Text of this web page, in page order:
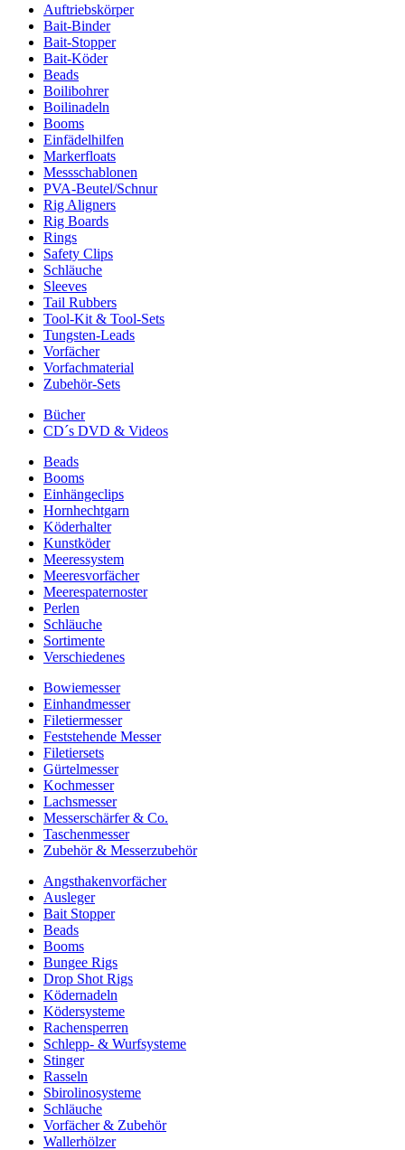
Auftriebskörper
Bait-Binder
Bait-Stopper
Bait-Köder
Beads
Boilibohrer
Boilinadeln
Booms
Einfädelhilfen
Markerfloats
Messschablonen
PVA-Beutel/Schnur
Rig Aligners
Rig Boards
Rings
Safety Clips
Schläuche
Sleeves
Tail Rubbers
Tool-Kit & Tool-Sets
Tungsten-Leads
Vorfächer
Vorfachmaterial
Zubehör-Sets
Bücher
CD´s DVD & Videos
Beads
Booms
Einhängeclips
Hornhechtgarn
Köderhalter
Kunstköder
Meeressystem
Meeresvorfächer
Meerespaternoster
Perlen
Schläuche
Sortimente
Verschiedenes
Bowiemesser
Einhandmesser
Filetiermesser
Feststehende Messer
Filetiersets
Gürtelmesser
Kochmesser
Lachsmesser
Messerschärfer & Co.
Taschenmesser
Zubehör & Messerzubehör
Angsthakenvorfächer
Ausleger
Bait Stopper
Beads
Booms
Bungee Rigs
Drop Shot Rigs
Ködernadeln
Ködersysteme
Rachensperren
Schlepp- & Wurfsysteme
Stinger
Rasseln
Sbirolinosysteme
Schläuche
Vorfächer & Zubehör
Wallerhölzer